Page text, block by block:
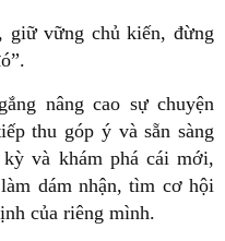
giữ vững chủ kiến, đừng
nâng cao sự chuyện
thu góp ý và sẵn sàng
và khám phá cái mới,
dám nhận, tìm cơ hội
của riêng mình.